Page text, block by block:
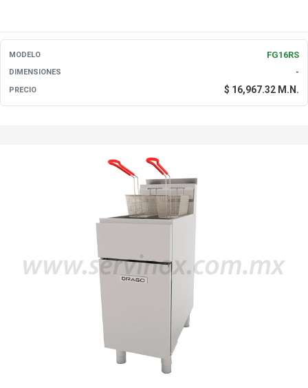
MODELO FG16RS
DIMENSIONES -
PRECIO $ 16,967.32 M.N.